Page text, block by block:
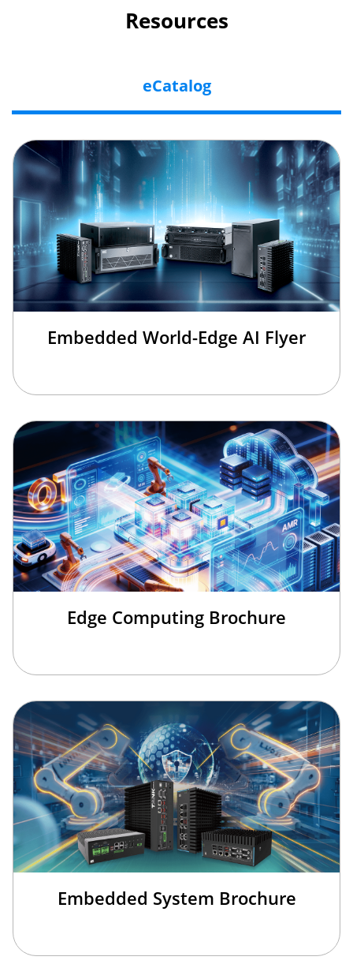
Resources
eCatalog
Embedded World-Edge AI Flyer
Edge Computing Brochure
Embedded System Brochure